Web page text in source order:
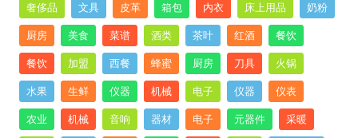
奢侈品 文具 皮革 箱包 内衣 床上用品 奶粉
厨房 美食 菜谱 酒类 茶叶 红酒 餐饮
餐饮 加盟 西餐 蜂蜜 厨房 刀具 火锅
水果 生鲜 仪器 机械 电子 仪器 仪表
农业 机械 音响 器材 电子 元器件 采暖